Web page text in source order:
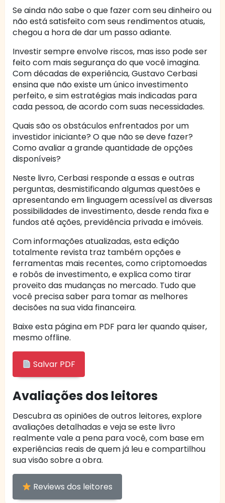
Se ainda não sabe o que fazer com seu dinheiro ou
não está satisfeito com seus rendimentos atuais,
chegou a hora de dar um passo adiante.
Investir sempre envolve riscos, mas isso pode ser
feito com mais segurança do que você imagina.
Com décadas de experiência, Gustavo Cerbasi
ensina que não existe um único investimento
perfeito, e sim estratégias mais indicadas para
cada pessoa, de acordo com suas necessidades.
Quais são os obstáculos enfrentados por um
investidor iniciante? O que não se deve fazer?
Como avaliar a grande quantidade de opções
disponíveis?
Neste livro, Cerbasi responde a essas e outras
perguntas, desmistificando algumas questões e
apresentando em linguagem acessível as diversas
possibilidades de investimento, desde renda fixa e
fundos até ações, previdência privada e imóveis.
Com informações atualizadas, esta edição
totalmente revista traz também opções e
ferramentas mais recentes, como criptomoedas
e robôs de investimento, e explica como tirar
proveito das mudanças no mercado. Tudo que
você precisa saber para tomar as melhores
decisões na sua vida financeira.
Baixe esta página em PDF para ler quando quiser,
mesmo offline.
Salvar PDF
Avaliações dos leitores
Descubra as opiniões de outros leitores, explore
avaliações detalhadas e veja se este livro
realmente vale a pena para você, com base em
experiências reais de quem já leu e compartilhou
sua visão sobre a obra.
Reviews dos leitores